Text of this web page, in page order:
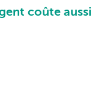
coûte aussi